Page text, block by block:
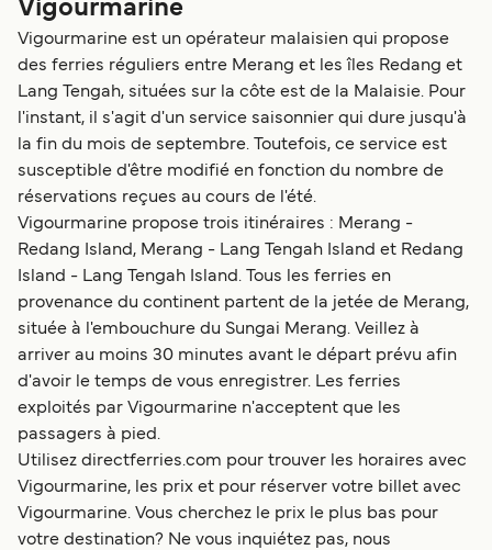
Vigourmarine
Vigourmarine est un opérateur malaisien qui propose
des ferries réguliers entre Merang et les îles Redang et
Lang Tengah, situées sur la côte est de la Malaisie. Pour
l'instant, il s'agit d'un service saisonnier qui dure jusqu'à
la fin du mois de septembre. Toutefois, ce service est
susceptible d'être modifié en fonction du nombre de
réservations reçues au cours de l'été.
Vigourmarine propose trois itinéraires : Merang -
Redang Island, Merang - Lang Tengah Island et Redang
Island - Lang Tengah Island. Tous les ferries en
provenance du continent partent de la jetée de Merang,
située à l'embouchure du Sungai Merang. Veillez à
arriver au moins 30 minutes avant le départ prévu afin
d'avoir le temps de vous enregistrer. Les ferries
exploités par Vigourmarine n'acceptent que les
passagers à pied.
Utilisez directferries.com pour trouver les horaires avec
Vigourmarine, les prix et pour réserver votre billet avec
Vigourmarine. Vous cherchez le prix le plus bas pour
votre destination? Ne vous inquiétez pas, nous